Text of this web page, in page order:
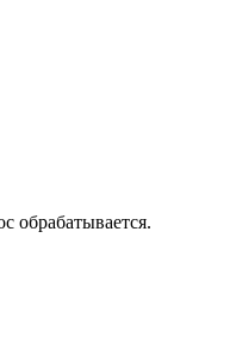
обрабатывается.